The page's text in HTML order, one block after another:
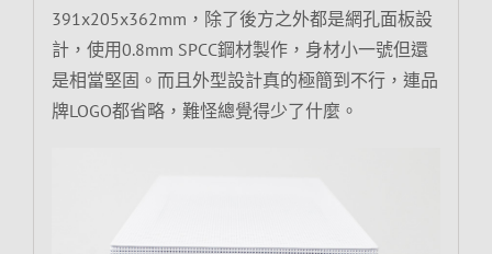
391x205x362mm，除了後方之外都是網孔面板設
計，使用0.8mm SPCC鋼材製作，身材小一號但還
是相當堅固。而且外型設計真的極簡到不行，連品
牌LOGO都省略，難怪總覺得少了什麼。